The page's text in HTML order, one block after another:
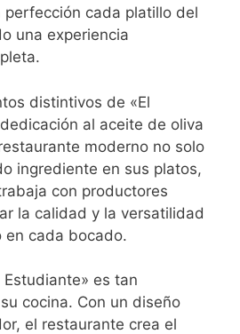
perfección cada platillo del
una experiencia
distintivos de «El
al aceite de oliva
moderno no solo
ingrediente en sus platos,
con productores
la calidad y la versatilidad
en cada bocado.
Estudiante» es tan
cocina. Con un diseño
el restaurante crea el